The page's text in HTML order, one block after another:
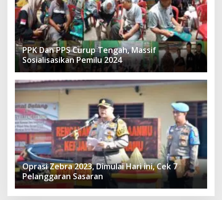
PPK Dan PPS Curup Tengah, Massif
Sosialisasikan Pemilu 2024
Oprasi Zebra 2023, Dimulai Hari ini, Cek 7
Pelanggaran Sasaran